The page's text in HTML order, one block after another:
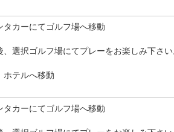
タカーにてゴルフ場へ移動
、選択ゴルフ場にてプレーをお楽しみ下さ
ホテルへ移動
タカーにてゴルフ場へ移動